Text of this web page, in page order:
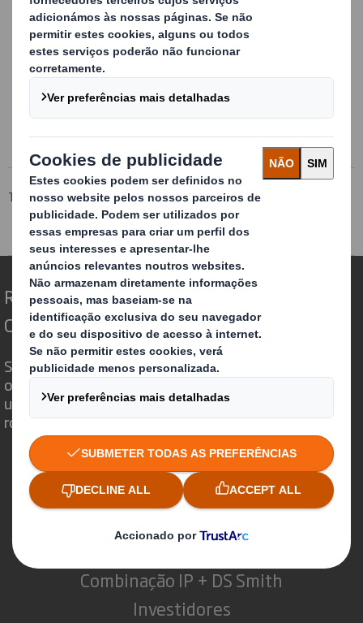
Posicionadores e separadores
especialmente dimensionados e
produzidos em diferentes materiais
(cartão, PP, EPE...) para imobilizar o
produto na embalagem
Mais informação
Tecnicarton Produtos
Embalagem reutilizável
Embalagens metálicas
Redefinindo o Packaging para um Mundo em
Constante Mudança
Somos diferentes porque vemos a
oportunidade do Packaging desempenhar
um poderoso papel no mundo que nos
rodeia.
Quem somos
Combinação IP + DS Smith
Investidores